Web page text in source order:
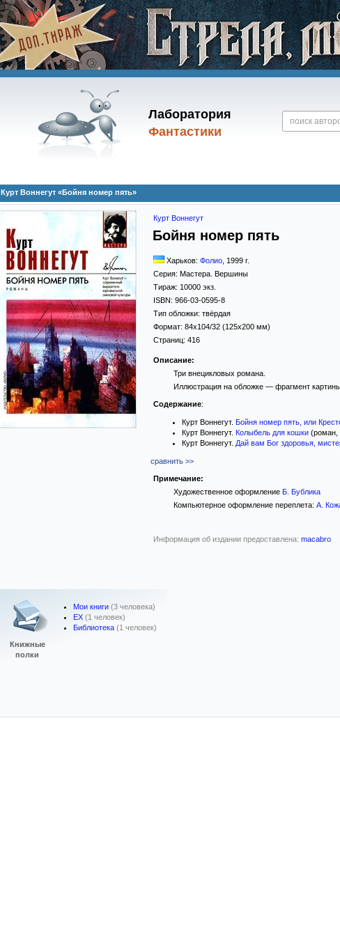
Лаборатория
Фантастики
Курт Воннегут «Бойня номер пять»
Курт Воннегут
Бойня номер пять
Харьков: Фолио 1999 г.
Серия: Мастера. Вершины
Тираж: 10000 экз.
ISBN: 966-03-0595-8
Тип обложки: твёрдая
Формат: 84x104/32 (125x200 мм)
Страниц: 416
Описание:
Три внецикловых романа.
Иллюстрация на обложке — фрагмент
Содержание:
Курт Воннегут. Бойня номер пять, или
Курт Воннегут. Колыбель для кошки (роман,
Курт Воннегут. Дай вам Бог здоровья,
сравнить >>
Примечание:
Художественное оформление Б. Бублика
Компьютерное оформление переплета: А.
Информация об издании предоставлена: macabro
Книжные
полки
Мои книги (3 человека)
EX (1 человек)
Библиотека (1 человек)